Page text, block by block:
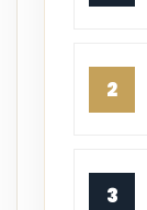
2
3